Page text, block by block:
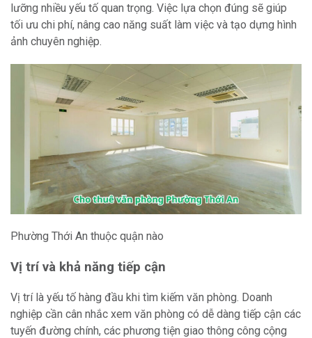
lưỡng nhiều yếu tố quan trọng. Việc lựa chọn đúng sẽ giúp
tối ưu chi phí, nâng cao năng suất làm việc và tạo dựng hình
ảnh chuyên nghiệp.
Phường Thới An thuộc quận nào
Vị trí và khả năng tiếp cận
Vị trí là yếu tố hàng đầu khi tìm kiếm văn phòng. Doanh
nghiệp cần cân nhắc xem văn phòng có dễ dàng tiếp cận các
tuyến đường chính, các phương tiện giao thông công cộng